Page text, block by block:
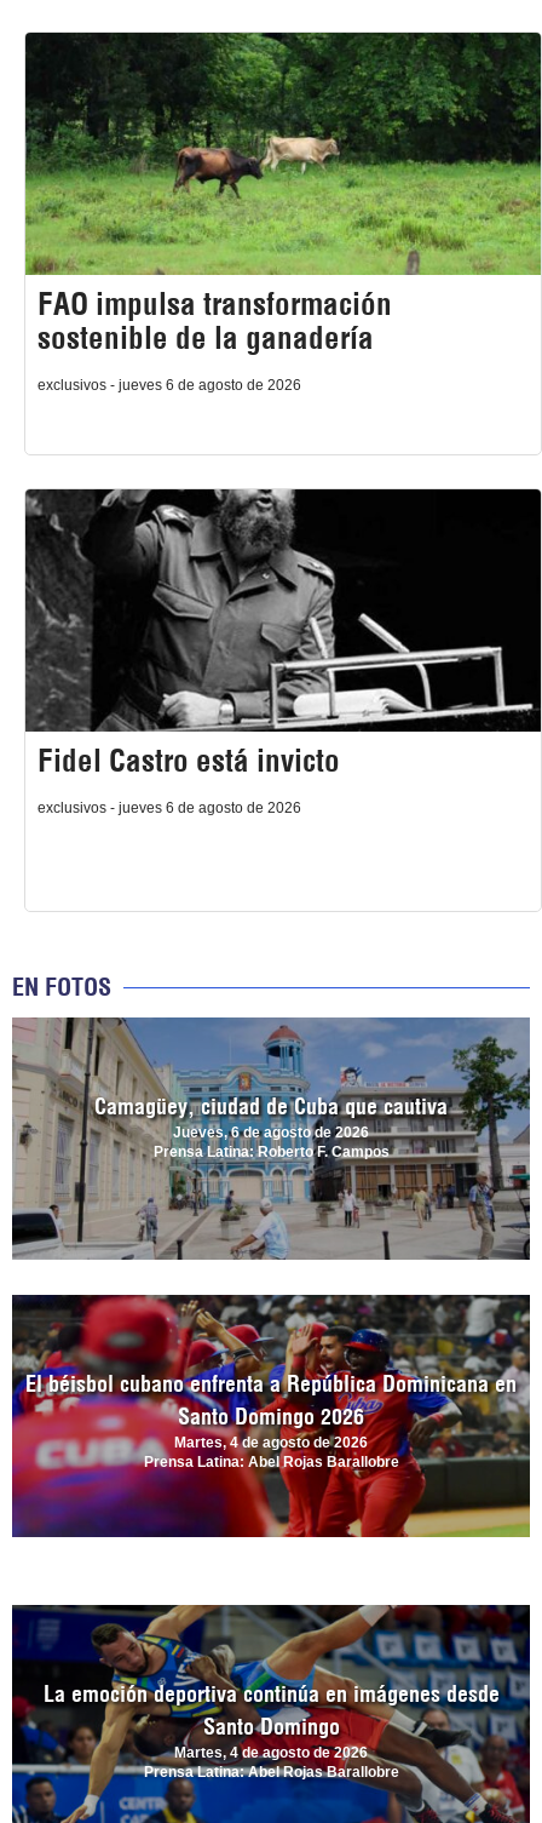
FAO impulsa transformación
sostenible de la ganadería
exclusivos - jueves 6 de agosto de 2026
Fidel Castro está invicto
exclusivos - jueves 6 de agosto de 2026
EN FOTOS
Camagüey, ciudad de Cuba que cautiva
Jueves, 6 de agosto de 2026
Prensa Latina: Roberto F. Campos
El béisbol cubano enfrenta a República Dominicana en
Santo Domingo 2026
Martes, 4 de agosto de 2026
Prensa Latina: Abel Rojas Barallobre
La emoción deportiva continúa en imágenes desde
Santo Domingo
Martes, 4 de agosto de 2026
Prensa Latina: Abel Rojas Barallobre